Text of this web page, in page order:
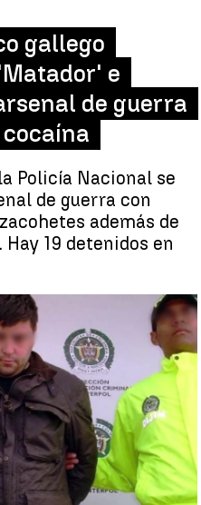
gallego
e
de guerra
Policía Nacional se
de guerra con
además de
19 detenidos en
'Matador' | Antena 3 Noticias
2022, 21:42
11:32